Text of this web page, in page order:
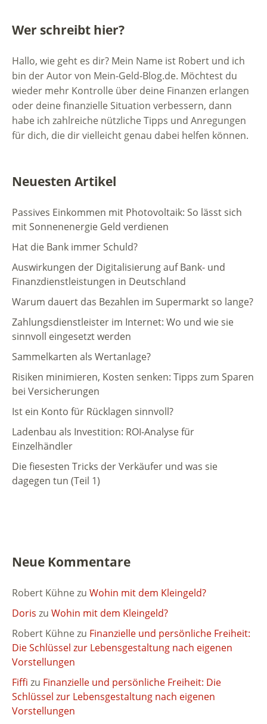
Wer schreibt hier?
Hallo, wie geht es dir? Mein Name ist Robert und ich
bin der Autor von Mein-Geld-Blog.de. Möchtest du
wieder mehr Kontrolle über deine Finanzen erlangen
oder deine finanzielle Situation verbessern, dann
habe ich zahlreiche nützliche Tipps und Anregungen
für dich, die dir vielleicht genau dabei helfen können.
Neuesten Artikel
Passives Einkommen mit Photovoltaik: So lässt sich
mit Sonnenenergie Geld verdienen
Hat die Bank immer Schuld?
Auswirkungen der Digitalisierung auf Bank- und
Finanzdienstleistungen in Deutschland
Warum dauert das Bezahlen im Supermarkt so lange?
Zahlungsdienstleister im Internet: Wo und wie sie
sinnvoll eingesetzt werden
Sammelkarten als Wertanlage?
Risiken minimieren, Kosten senken: Tipps zum Sparen
bei Versicherungen
Ist ein Konto für Rücklagen sinnvoll?
Ladenbau als Investition: ROI-Analyse für
Einzelhändler
Die fiesesten Tricks der Verkäufer und was sie
dagegen tun (Teil 1)
Neue Kommentare
Robert Kühnezu Wohin mit dem Kleingeld?
Doris zu Wohin mit dem Kleingeld?
Robert Kühnezu Finanzielle und persönliche Freiheit:
Die Schlüssel zur Lebensgestaltung nach eigenen
Vorstellungen
Fiffi zu Finanzielle und persönliche Freiheit: Die
Schlüssel zur Lebensgestaltung nach eigenen
Vorstellungen